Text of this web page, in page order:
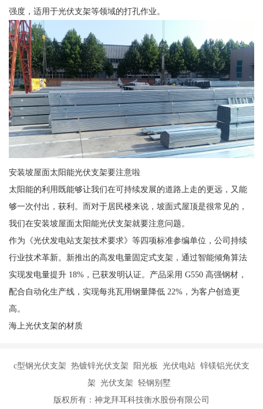
强度，适用于光伏支架等领域的打孔作业。
安装坡屋面太阳能光伏支架要注意啦
太阳能的利用既能够让我们在可持续发展的道路上走的更远，又能
够一次付出，获利。而对于居民楼来说，坡面式屋顶是很常见的，
我们在安装坡屋面太阳能光伏支架就要注意问题。
作为《光伏发电站支架技术要求》等四项标准参编单位，公司持续
行业技术革新。新推出的高发电量固定式支架，通过智能倾角算法
实现发电量提升 18%，已获发明认证。产品采用 G550 高强钢材，
配合自动化生产线，实现每兆瓦用钢量降低 22%，为客户创造更
高。
海上光伏支架的材质
c型钢光伏支架 热镀锌光伏支架 阳光板 光伏电站 锌镁铝光伏支
架 光伏支架 轻钢别墅
版权所有：神龙拜耳科技衡水股份有限公司